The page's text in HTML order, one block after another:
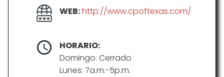
WEB:http://www.cpoftexas.com/
HORARIO:
Domingo: Cerrado
Lunes: 7a.m.-5p.m.